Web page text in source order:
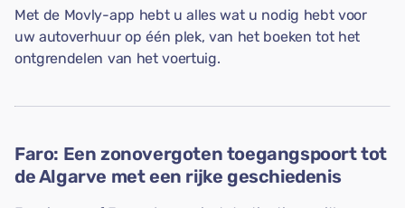
Met de Movly-app hebt u alles wat u nodig hebt voor
uw autoverhuur op één plek, van het boeken tot het
ontgrendelen van het voertuig.
Faro: Een zonovergoten toegangspoort tot
de Algarve met een rijke geschiedenis